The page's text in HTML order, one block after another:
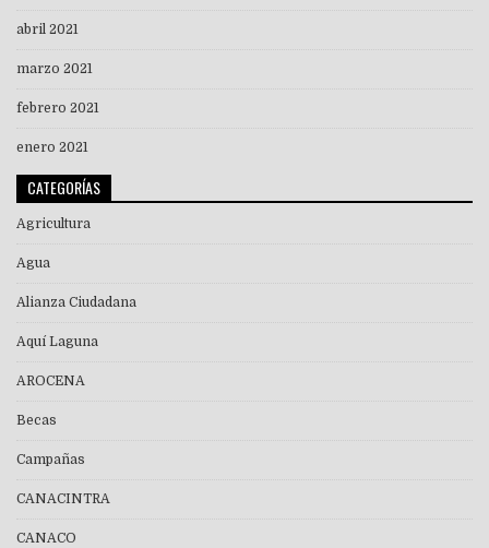
abril 2021
marzo 2021
febrero 2021
enero 2021
CATEGORÍAS
Agricultura
Agua
Alianza Ciudadana
Aquí Laguna
AROCENA
Becas
Campañas
CANACINTRA
CANACO